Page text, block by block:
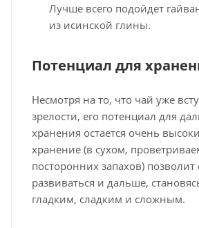
Лучше всего подойдет
из исинской глины.
Потенциал для
Несмотря на то, что чай уже
зрелости, его потенциал для
хранения остается очень
хранение (в сухом,
посторонних запахов) позволит
развиваться и дальше,
гладким, сладким и сложным.